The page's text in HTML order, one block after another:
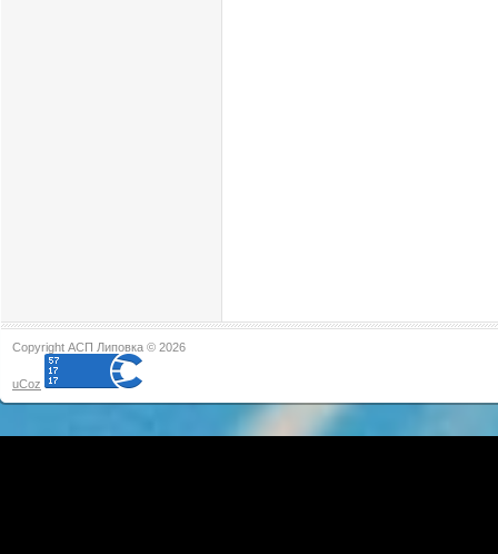
Copyright АСП Липовка © 2026
uCoz